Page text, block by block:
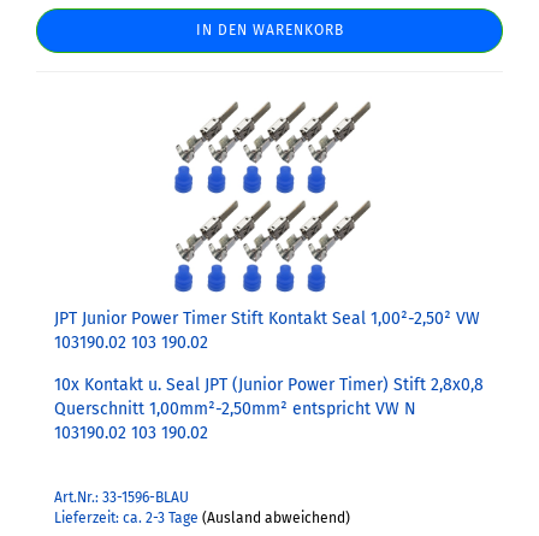
IN DEN WARENKORB
JPT Junior Power Timer Stift Kontakt Seal 1,00²-2,50² VW
103190.02 103 190.02
10x Kontakt u. Seal JPT (Junior Power Timer) Stift 2,8x0,8
Querschnitt 1,00mm²-2,50mm² entspricht VW N
103190.02 103 190.02
Art.Nr.: 33-1596-BLAU
Lieferzeit: ca. 2-3 Tage (Ausland abweichend)